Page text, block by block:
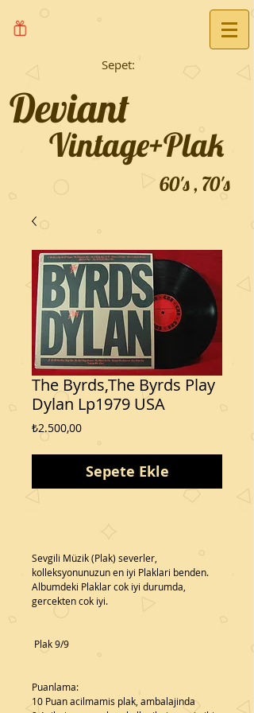
Sepet:
Vintage+Plak
Deviant
60's , 70's
The Byrds,The Byrds Play
Dylan Lp1979 USA
₺2.500,00Fiyat
Sepete Ekle
Sevgili Müzik (Plak) severler,
kolleksyonunuzun en iyi Plaklari benden.
Albumdeki Plaklar cok iyi durumda,
gercekten cok iyi.
Plak 9/9
Puanlama:
10 Puan acilmamis plak, ambalajinda